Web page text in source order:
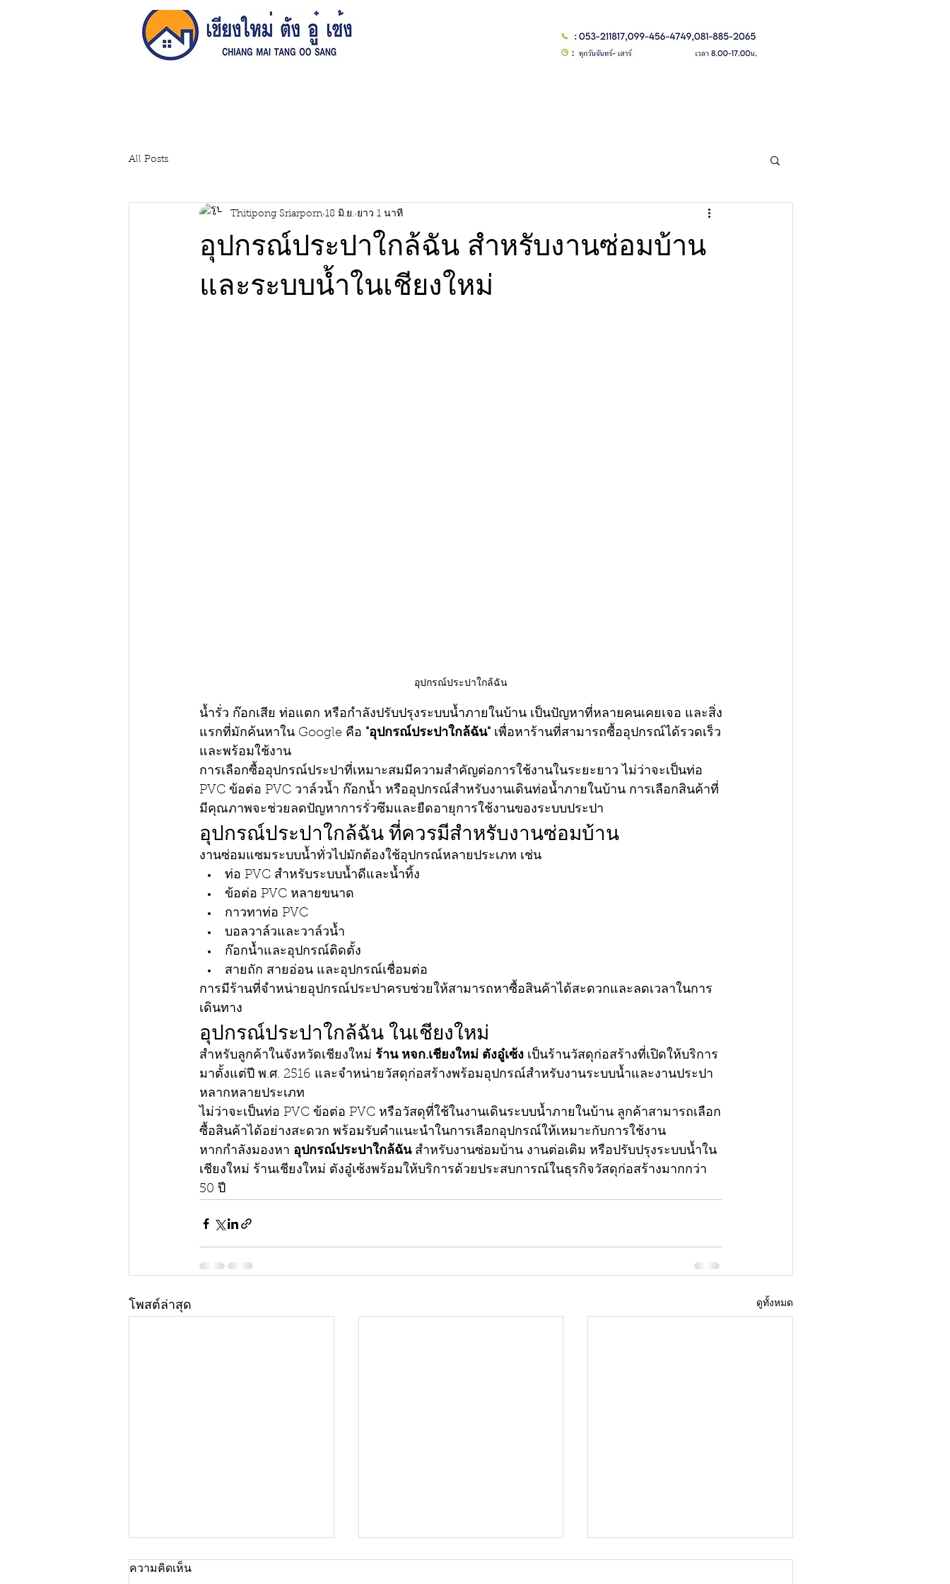
All Posts
อุปกรณ์ประปาใกล้ฉัน สำหรับงานซ่อมบ้าน
และระบบน้ำในเชียงใหม่
Thitipong Sriarporn 18 มิ.ย. ยาว 1 นาที
อุปกรณ์ประปาใกล้ฉัน
น้ำรั่ว ก๊อกเสีย ท่อแตก หรือกำลังปรับปรุงระบบน้ำภายในบ้าน เป็นปัญหาที่หลายคนเคยเจอ และสิ่ง
แรกที่มักค้นหาใน Google คือ
"อุปกรณ์ประปาใกล้ฉัน" เพื่อหาร้านที่สามารถซื้ออุปกรณ์ได้รวดเร็ว
และพร้อมใช้งาน
การเลือกซื้ออุปกรณ์ประปาที่เหมาะสมมีความสำคัญต่อการใช้งานในระยะยาว ไม่ว่าจะเป็นท่อ
PVC ข้อต่อ PVC วาล์วน้ำ ก๊อกน้ำ หรืออุปกรณ์สำหรับงานเดินท่อน้ำภายในบ้าน การเลือกสินค้าที่
มีคุณภาพจะช่วยลดปัญหาการรั่วซึมและยืดอายุการใช้งานของระบบประปา
อุปกรณ์ประปาใกล้ฉัน ที่ควรมีสำหรับงานซ่อมบ้าน
งานซ่อมแซมระบบน้ำทั่วไปมักต้องใช้อุปกรณ์หลายประเภท เช่น
ท่อ PVC สำหรับระบบน้ำดีและน้ำทิ้ง
ข้อต่อ PVC หลายขนาด
กาวทาท่อ PVC
บอลวาล์วและวาล์วน้ำ
ก๊อกน้ำและอุปกรณ์ติดตั้ง
สายถัก สายอ่อน และอุปกรณ์เชื่อมต่อ
การมีร้านที่จำหน่ายอุปกรณ์ประปาครบช่วยให้สามารถหาซื้อสินค้าได้สะดวกและลดเวลาในการ
เดินทาง
อุปกรณ์ประปาใกล้ฉัน ในเชียงใหม่
สำหรับลูกค้าในจังหวัดเชียงใหม่ ร้าน หจก.เชียงใหม่ ตังอู๋เซ้ง เป็นร้านวัสดุก่อสร้างที่เปิดให้บริการ
มาตั้งแต่ปี พ.ศ. 2516 และจำหน่ายวัสดุก่อสร้างพร้อมอุปกรณ์สำหรับงานระบบน้ำและงานประปา
หลากหลายประเภท
ไม่ว่าจะเป็นท่อ PVC ข้อต่อ PVC หรือวัสดุที่ใช้ในงานเดินระบบน้ำภายในบ้าน ลูกค้าสามารถเลือก
ซื้อสินค้าได้อย่างสะดวก พร้อมรับคำแนะนำในการเลือกอุปกรณ์ให้เหมาะกับการใช้งาน
หากกำลังมองหา อุปกรณ์ประปาใกล้ฉัน สำหรับงานซ่อมบ้าน งานต่อเติม หรือปรับปรุงระบบน้ำใน
เชียงใหม่ ร้านเชียงใหม่ ตังอู๋เซ้งพร้อมให้บริการด้วยประสบการณ์ในธุรกิจวัสดุก่อสร้างมากกว่า
50 ปี
โพสต์ล่าสุด ดูทั้งหมด
ความคิดเห็น